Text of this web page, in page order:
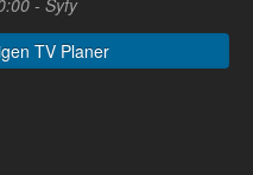
- Syfy
TV Planer